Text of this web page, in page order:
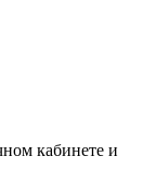
кабинете и